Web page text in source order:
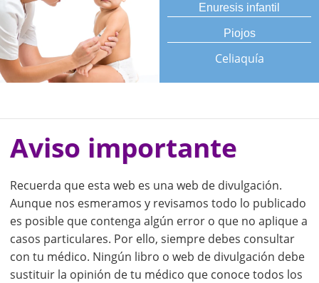
Enuresis infantil
Piojos
Celiaquía
Aviso importante
Recuerda que esta web es una web de divulgación.
Aunque nos esmeramos y revisamos todo lo publicado
es posible que contenga algún error o que no aplique a
casos particulares. Por ello, siempre debes consultar
con tu médico. Ningún libro o web de divulgación debe
sustituir la opinión de tu médico que conoce todos los